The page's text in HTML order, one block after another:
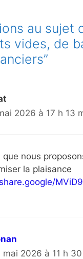
au sujet
vides, de
2026 à 17 h 13
que nous
la plaisance
mai 2026 à 11 h